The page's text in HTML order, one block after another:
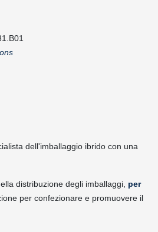
dell'imballaggio ibrido con una
distribuzione degli imballaggi, per
per confezionare e promuovere il